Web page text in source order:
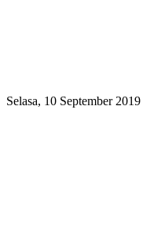
Selasa, 10 September 2019